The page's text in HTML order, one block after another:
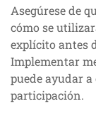
Asegúrese de
cómo se
explícito antes
Implementar
puede ayudar
participación.